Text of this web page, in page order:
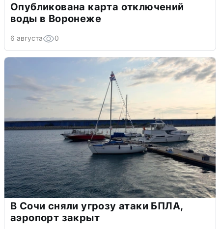
Опубликована карта отключений
воды в Воронеже
6 августа 0
В Сочи сняли угрозу атаки БПЛА,
аэропорт закрыт